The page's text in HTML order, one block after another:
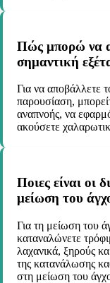
Πώς μπορώ να
σημαντική
Για να αποβάλλετε
παρουσίαση,
αναπνοής, να
ακούσετε
Ποιες είναι οι
μείωση του
Για τη μείωση του
καταναλώνετε
λαχανικά, ξηρούς
της κατανάλωσης
στη μείωση του